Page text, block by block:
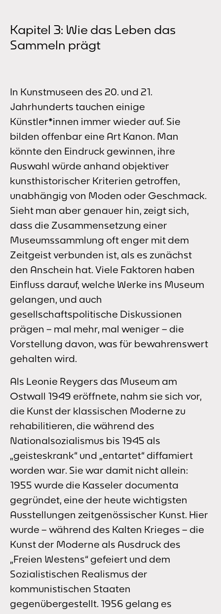
Kapitel 3: Wie das Leben das
Sammeln prägt
In Kunstmuseen des 20. und 21.
Jahrhunderts tauchen einige
Künstler*innen immer wieder auf. Sie
bilden offenbar eine Art Kanon. Man
könnte den Eindruck gewinnen, ihre
Auswahl würde anhand objektiver
kunsthistorischer Kriterien getroffen,
unabhängig von Moden oder Geschmack.
Sieht man aber genauer hin, zeigt sich,
dass die Zusammensetzung einer
Museumssammlung oft enger mit dem
Zeitgeist verbunden ist, als es zunächst
den Anschein hat. Viele Faktoren haben
Einfluss darauf, welche Werke ins Museum
gelangen, und auch
gesellschaftspolitische Diskussionen
prägen – mal mehr, mal weniger – die
Vorstellung davon, was für bewahrenswert
gehalten wird.
Als Leonie Reygers das Museum am
Ostwall 1949 eröffnete, nahm sie sich vor,
die Kunst der klassischen Moderne zu
rehabilitieren, die während des
Nationalsozialismus bis 1945 als
„geisteskrank“ und „entartet“ diffamiert
worden war. Sie war damit nicht allein:
1955 wurde die Kasseler documenta
gegründet, eine der heute wichtigsten
Ausstellungen zeitgenössischer Kunst. Hier
wurde – während des Kalten Krieges – die
Kunst der Moderne als Ausdruck des
„Freien Westens“ gefeiert und dem
Sozialistischen Realismus der
kommunistischen Staaten
gegenübergestellt. 1956 gelang es